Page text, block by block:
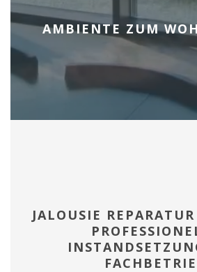
AMBIENTE ZUM
JALOUSIE